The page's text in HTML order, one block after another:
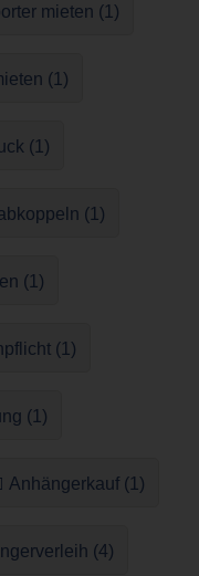
mieten (1)
(1)
(1)
(1)
(1)
(1)
(1)
Anhängerkauf (1)
(4)